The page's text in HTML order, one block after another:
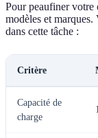
Pour peaufiner
modèles et
dans cette tâche :
Critère
Capacité de
charge